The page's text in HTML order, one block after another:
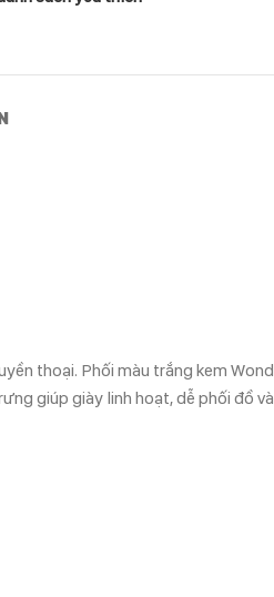
thoại. Phối màu trắng kem
giúp giày linh hoạt, dễ phối đồ